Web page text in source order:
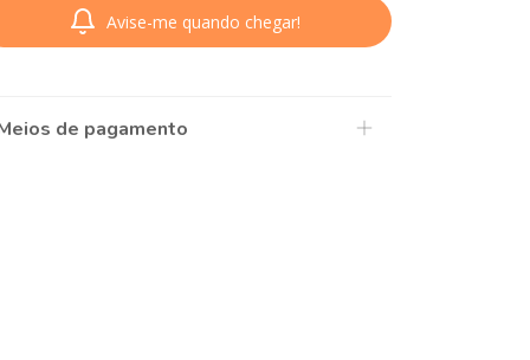
Avise-me quando chegar!
de pagamento